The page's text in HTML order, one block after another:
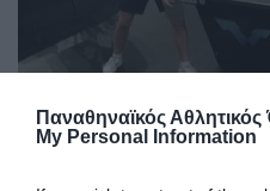
Παναθηναϊκός Αθλητικός
My Personal Information
Θετικό ξεκίνημα